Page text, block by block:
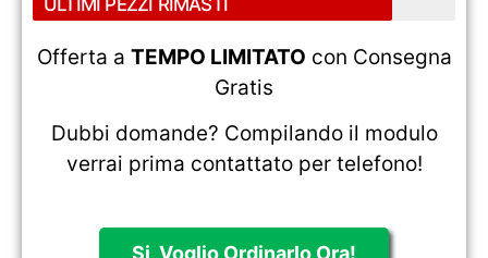
Offerta a TEMPO LIMITATO con Consegna
Gratis
Dubbi domande? Compilando il modulo
verrai prima contattato per telefono!